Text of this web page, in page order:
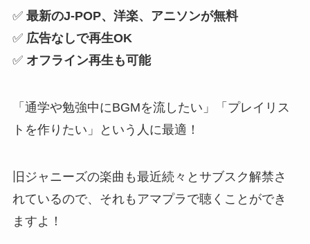
✅ 最新のJ-POP、洋楽、アニソンが無料
✅ 広告なしで再生OK
✅ オフライン再生も可能
「通学や勉強中にBGMを流したい」「プレイリス
トを作りたい」という人に最適！
旧ジャニーズの楽曲も最近続々とサブスク解禁さ
れているので、それもアマプラで聴くことができ
ますよ！